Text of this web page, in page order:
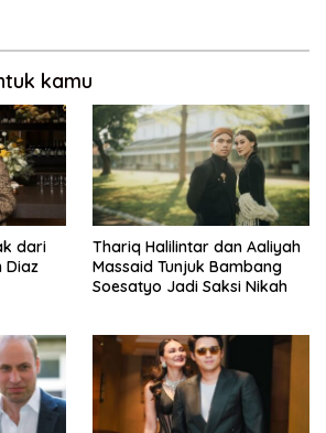
kamu
dari
Diaz
Thariq Halilintar dan Aaliyah
Massaid Tunjuk Bambang
Soesatyo Jadi Saksi Nikah